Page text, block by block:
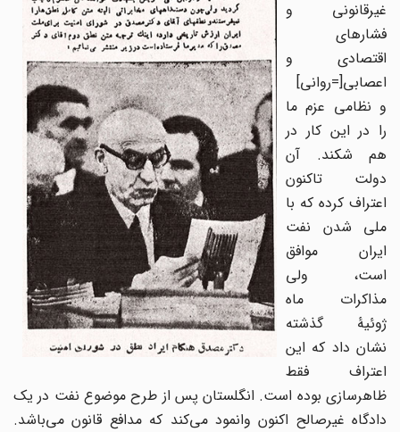
غیرقانونی و
فشارهای
اقتصادی و
اعصابی[=روانی]
و نظامی عزم ما
را در این کار در
هم شکند. آن
دولت تاکنون
اعتراف کرده که با
ملی شدن نفت
ایران موافق
است، ولی
مذاکرات ماه
ژوئیۀ گذشته
نشان داد که این
اعتراف فقط
ظاهرسازی بوده است. انگلستان پس از طرح موضوع نفت در یک
دادگاه غیرصالح اکنون وانمود می‌کند که مدافع قانون می‌باشد.